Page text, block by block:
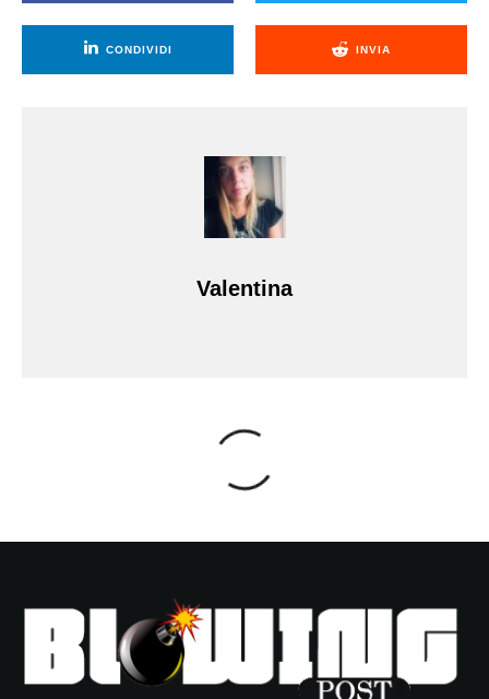
CONDIVIDI INVIA
Valentina